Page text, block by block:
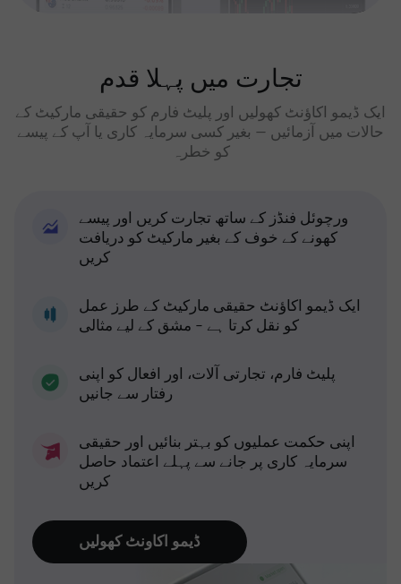
تجارت میں پہلا قدم
ایک ڈیمو اکاؤنٹ کھولیں اور پلیٹ فارم کو حقیقی مارکیٹ کے
حالات میں آزمائیں — بغیر کسی سرمایہ کاری یا آپ کے پیسے
کو خطرہ
ورچوئل فنڈز کے ساتھ تجارت کریں اور پیسے
کھونے کے خوف کے بغیر مارکیٹ کو دریافت
کریں
ایک ڈیمو اکاؤنٹ حقیقی مارکیٹ کے طرز عمل
کو نقل کرتا ہے - مشق کے لیے مثالی
پلیٹ فارم، تجارتی آلات، اور افعال کو اپنی
رفتار سے جانیں
اپنی حکمت عملیوں کو بہتر بنائیں اور حقیقی
سرمایہ کاری پر جانے سے پہلے اعتماد حاصل
کریں
ڈیمو اکاونٹ کھولیں